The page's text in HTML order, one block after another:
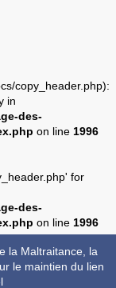
copy_header.php):
in
des-
on line 1996
for
des-
on line 1996
la Maltraitance, la
le maintien du lien